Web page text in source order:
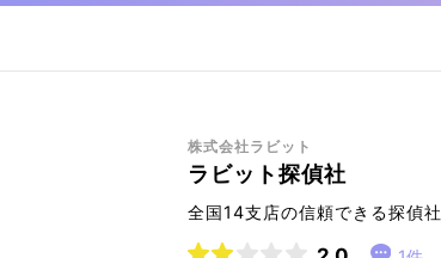
株式会社ラビット
ラビット探偵社
全国14支店の信頼できる探偵社